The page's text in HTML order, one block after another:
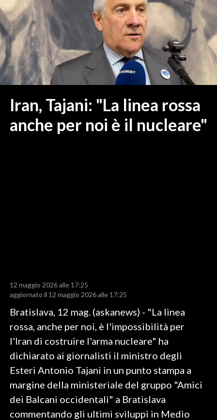
MEDIO CAMPIDANO
ORISTANO E PROVINCIA
SASSARI E PROVINCIA
GALLURA
NUORO E PROVINCIA
OGLIASTRA
CRONACA
ITALIA
SPORT
RISULTATI E CLASSIFICHE
CALCIO REGIONALE
BASKET
VOLLEY
MOTORI
TENNIS
Iran, Tajani: "La linea rossa
anche per noi è il nucleare"
12 maggio 2026 alle 17:25
aggiornato il 12 maggio 2026 alle 17:25
Bratislava, 12 mag. (askanews) - "La linea
rossa, anche per noi, è l'impossibilità per
l'Iran di costruire l'arma nucleare" ha
dichiarato ai giornalisti il ministro degli
Esteri Antonio Tajani in un punto stampa a
margine della ministeriale del gruppo "Amici
dei Balcani occidentali" a Bratislava
commentando gli ultimi sviluppi in Medio